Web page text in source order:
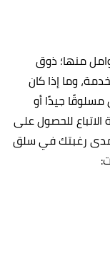
منها؛ ذوق
وما إذا كان
جيدًا أو
الاتباع للحصول على
مدى رغبتك في سلق